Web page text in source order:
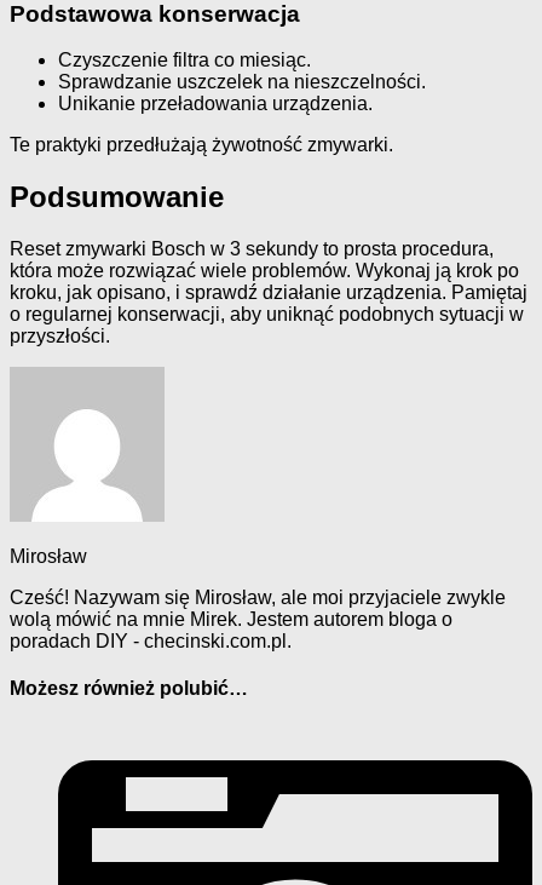
Podstawowa konserwacja
Czyszczenie filtra co miesiąc.
Sprawdzanie uszczelek na nieszczelności.
Unikanie przeładowania urządzenia.
Te praktyki przedłużają żywotność zmywarki.
Podsumowanie
Reset zmywarki Bosch w 3 sekundy to prosta procedura,
która może rozwiązać wiele problemów. Wykonaj ją krok po
kroku, jak opisano, i sprawdź działanie urządzenia. Pamiętaj
o regularnej konserwacji, aby uniknąć podobnych sytuacji w
przyszłości.
Mirosław
Cześć! Nazywam się Mirosław, ale moi przyjaciele zwykle
wolą mówić na mnie Mirek. Jestem autorem bloga o
poradach DIY - checinski.com.pl.
Możesz również polubić…